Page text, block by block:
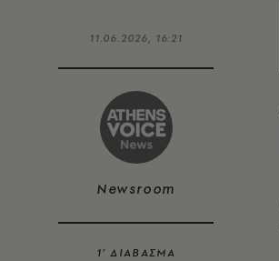
11.06.2026, 16:21
Newsroom
1’ ΔΙΑΒΑΣΜΑ